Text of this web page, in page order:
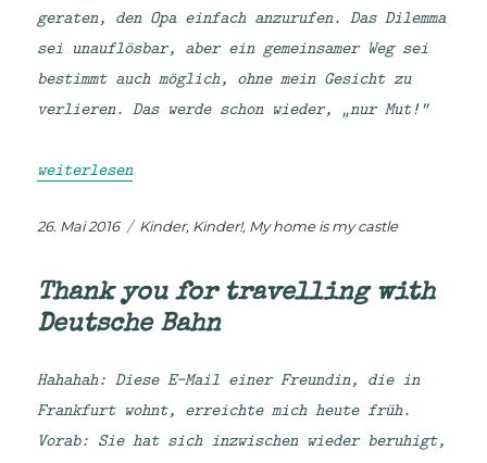
geraten, den Opa einfach anzurufen. Das Dilemma
sei unauflösbar, aber ein gemeinsamer Weg sei
bestimmt auch möglich, ohne mein Gesicht zu
verlieren. Das werde schon wieder, „nur Mut!“
„Großelternbande: von Vertrauen, Konflikten und
weiterlesen
Veröffentlicht
26. Mai 2016 Kategorien
Kinder, Kinder!, My home is my castle
Thank you for travelling with
Deutsche Bahn
Hahahah: Diese E-Mail einer Freundin, die in
Frankfurt wohnt, erreichte mich heute früh.
Vorab: Sie hat sich inzwischen wieder beruhigt,